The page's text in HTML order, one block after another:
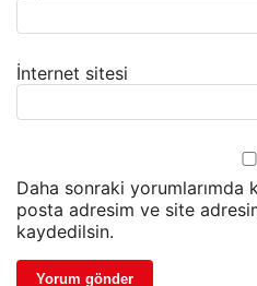
İnternet sitesi
Daha sonraki yorumlarımda
posta adresim ve site
kaydedilsin.